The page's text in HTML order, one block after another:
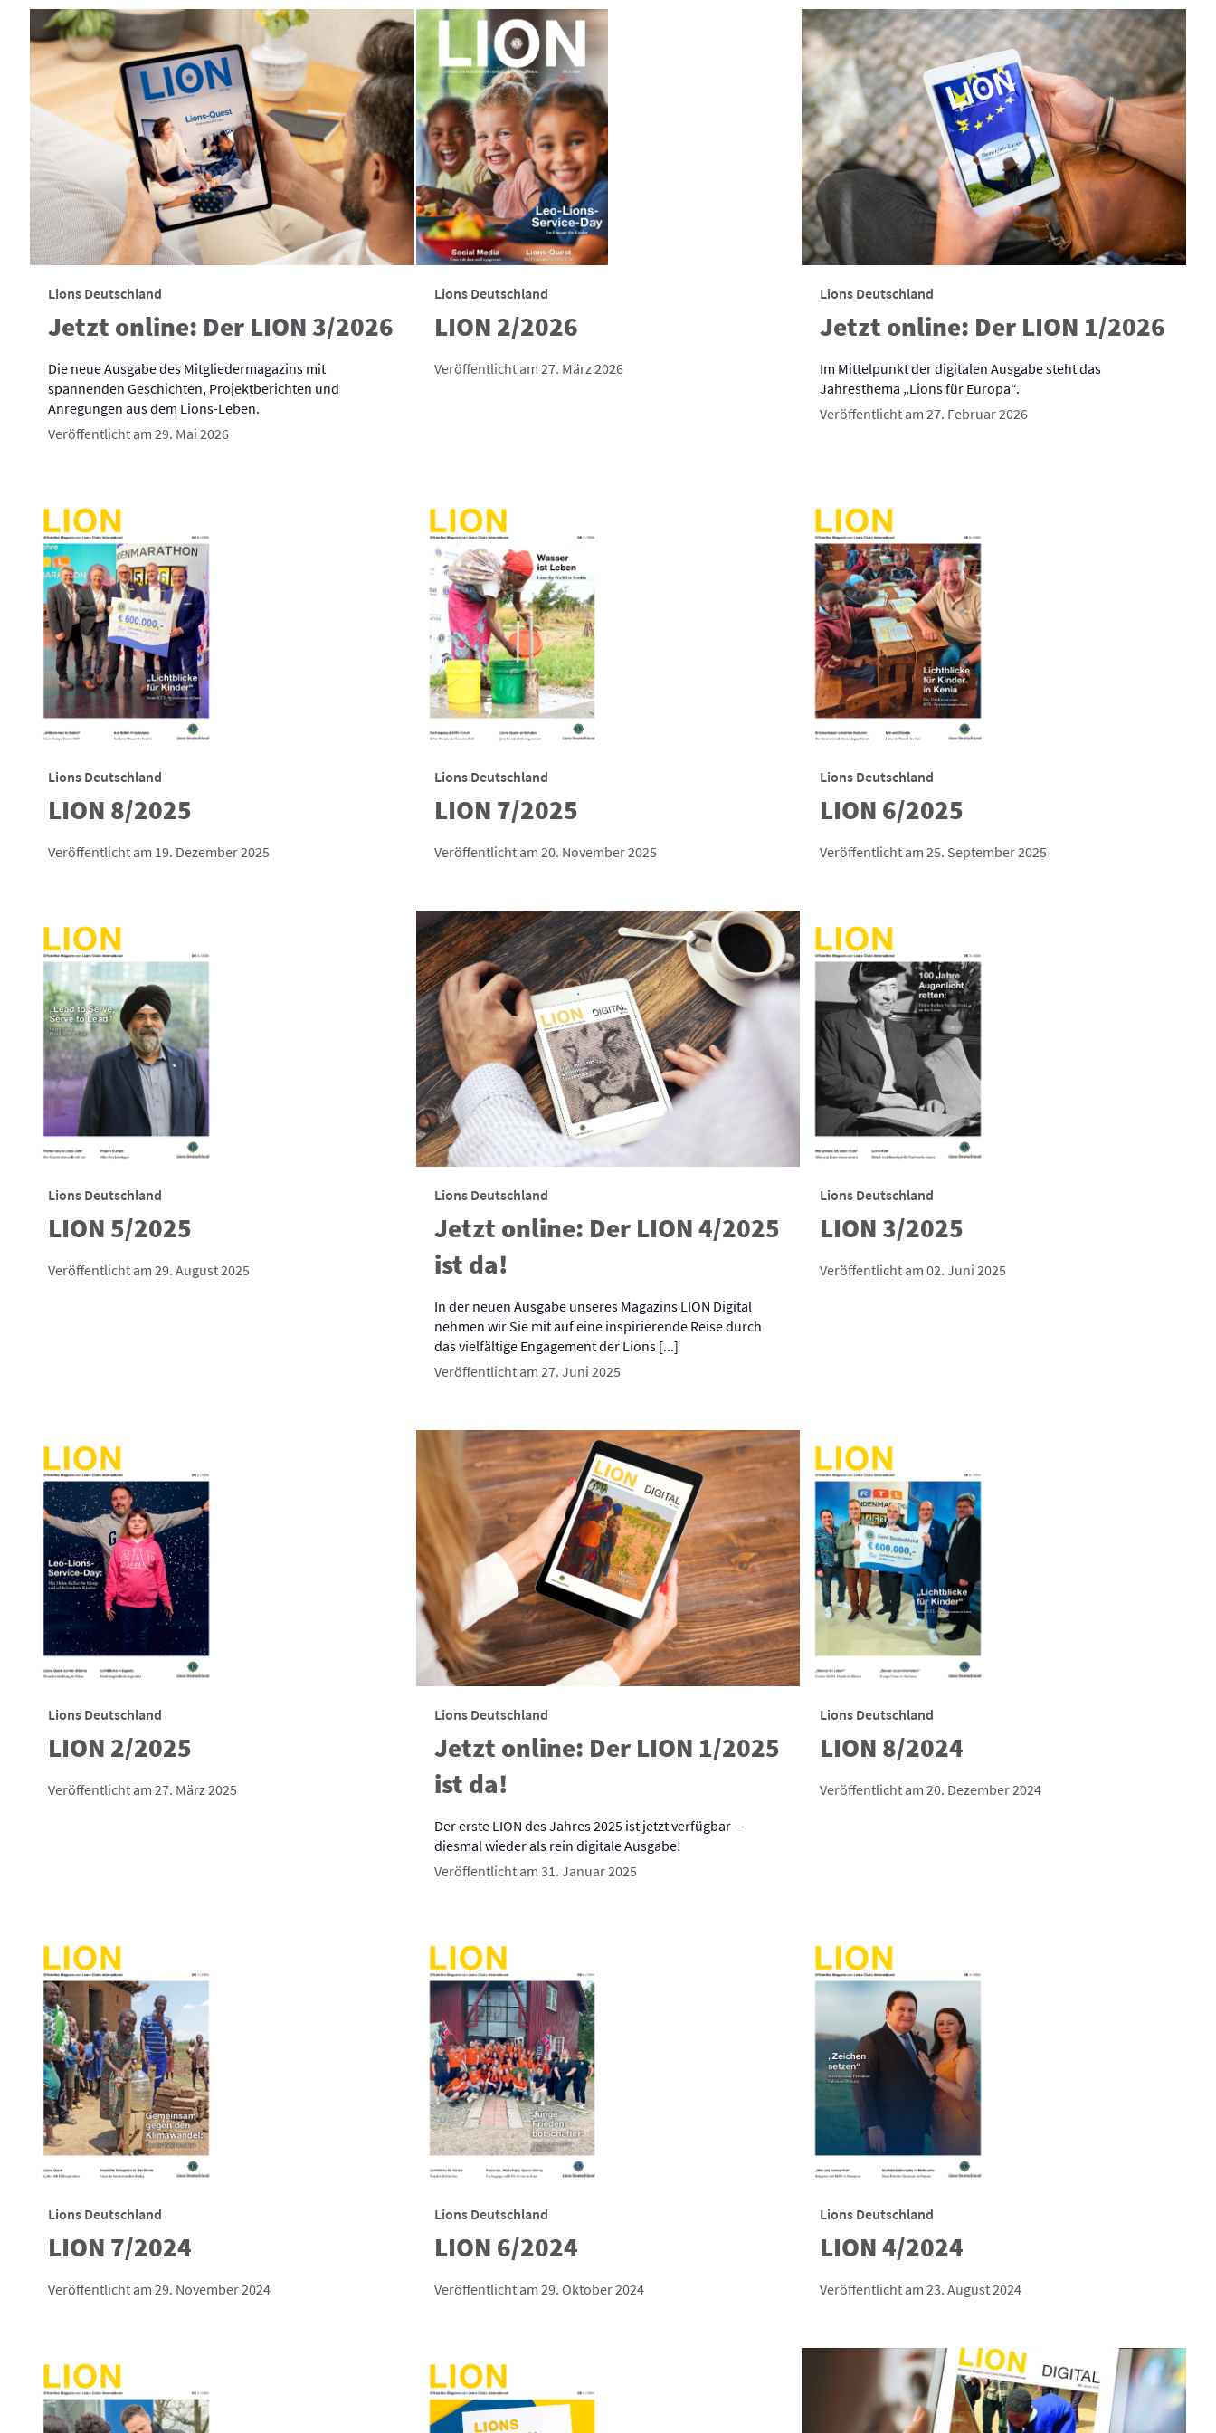
Lions Deutschland
Jetzt online: Der LION 3/2026
Die neue Ausgabe des Mitgliedermagazins mit
spannenden Geschichten, Projektberichten und
Anregungen aus dem Lions-Leben.
Veröffentlicht am 29. Mai 2026
Lions Deutschland
LION 2/2026
Veröffentlicht am 27. März 2026
Lions Deutschland
Jetzt online: Der LION 1/2026
Im Mittelpunkt der digitalen Ausgabe steht das
Jahresthema „Lions für Europa“.
Veröffentlicht am 27. Februar 2026
Lions Deutschland
LION 8/2025
Veröffentlicht am 19. Dezember 2025
Lions Deutschland
LION 7/2025
Veröffentlicht am 20. November 2025
Lions Deutschland
LION 6/2025
Veröffentlicht am 25. September 2025
Lions Deutschland
LION 5/2025
Veröffentlicht am 29. August 2025
Lions Deutschland
Jetzt online: Der LION 4/2025
ist da!
In der neuen Ausgabe unseres Magazins LION Digital
nehmen wir Sie mit auf eine inspirierende Reise durch
das vielfältige Engagement der Lions [...]
Veröffentlicht am 27. Juni 2025
Lions Deutschland
LION 3/2025
Veröffentlicht am 02. Juni 2025
Lions Deutschland
LION 2/2025
Veröffentlicht am 27. März 2025
Lions Deutschland
Jetzt online: Der LION 1/2025
ist da!
Der erste LION des Jahres 2025 ist jetzt verfügbar –
diesmal wieder als rein digitale Ausgabe!
Veröffentlicht am 31. Januar 2025
Lions Deutschland
LION 8/2024
Veröffentlicht am 20. Dezember 2024
Lions Deutschland
LION 7/2024
Veröffentlicht am 29. November 2024
Lions Deutschland
LION 6/2024
Veröffentlicht am 29. Oktober 2024
Lions Deutschland
LION 4/2024
Veröffentlicht am 23. August 2024